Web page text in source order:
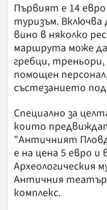
Първият е 14
туризъм. Включва
вино в няколко
маршрута може
гребци,
помощен
състезанието
Специално за
които
"Античният
е на цена 5 евро и
Археологическия
Античния театър
комплекс.